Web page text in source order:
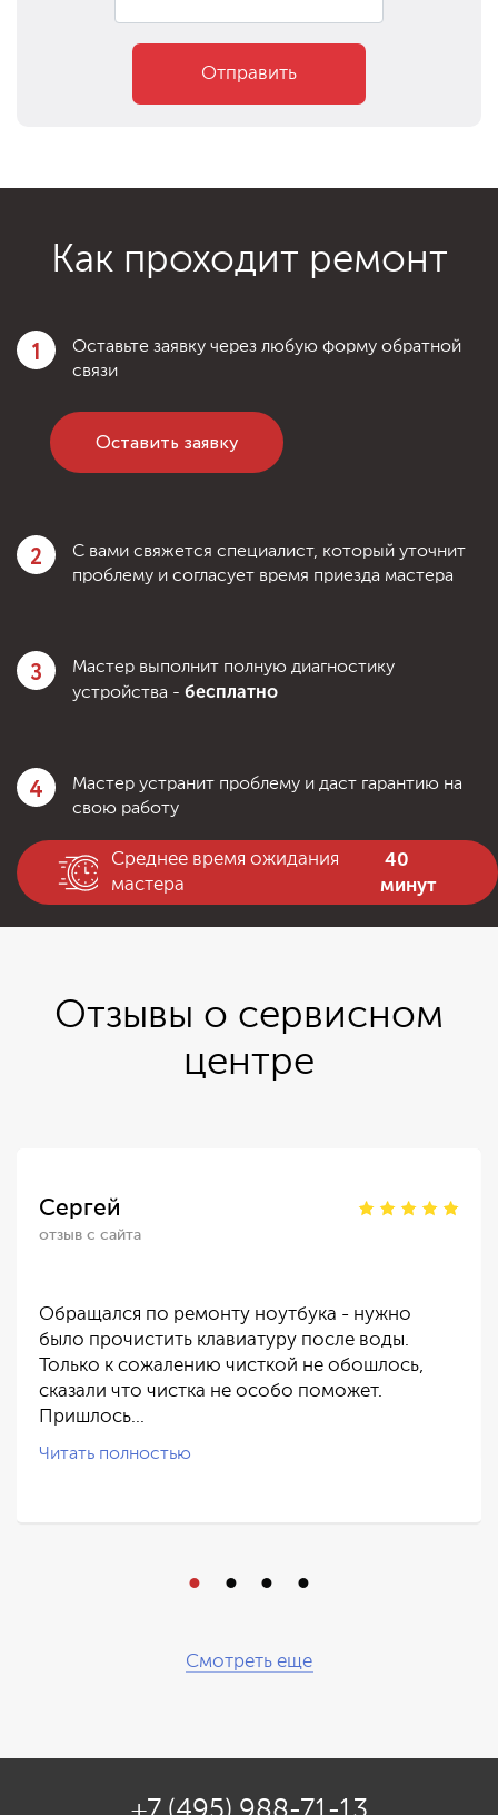
Отправить
Как проходит ремонт
1
Оставьте заявку через любую форму обратной
связи
Оставить заявку
2
С вами свяжется специалист, который уточнит
проблему и согласует время приезда мастера
3
Мастер выполнит полную диагностику
устройства - бесплатно
4
Мастер устранит проблему и даст гарантию на
свою работу
Среднее время ожидания
мастера
40
минут
Отзывы о сервисном
центре
Сергей
отзыв с сайта
Обращался по ремонту ноутбука - нужно
было прочистить клавиатуру после воды.
Только к сожалению чисткой не обошлось,
сказали что чистка не особо поможет.
Пришлось…
Читать полностью
Смотреть еще